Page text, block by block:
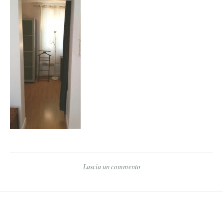
Lascia un commento